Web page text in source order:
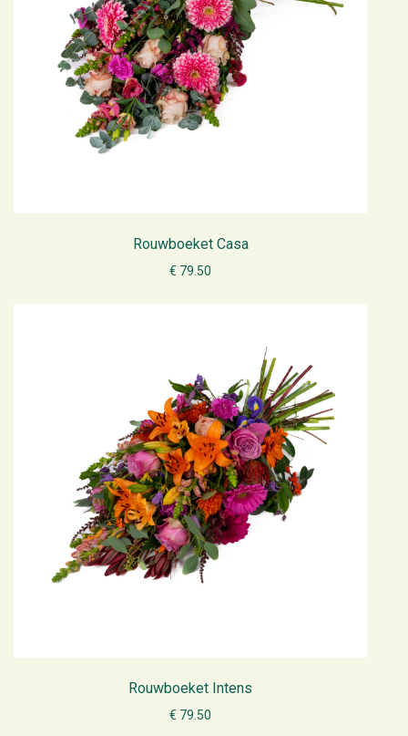
Rouwboeket Casa
€ 79.50
Rouwboeket Intens
€ 79.50